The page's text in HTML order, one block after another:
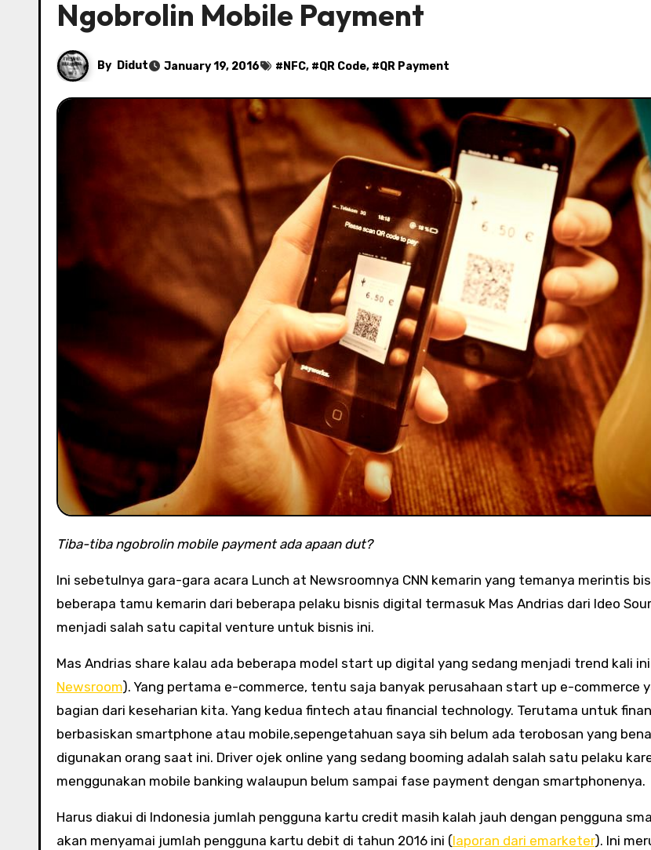
Ngobrolin Mobile Payment
By Didut January 19, 2016 # NFC, #QR Code, #QR Payment
Tiba-tiba ngobrolin mobile payment ada apaan dut?
Ini sebetulnya gara-gara acara Lunch at Newsroomnya CNN kemarin yang temanya merintis
beberapa tamu kemarin dari beberapa pelaku bisnis digital termasuk Mas Andrias dari Ideo
menjadi salah satu capital venture untuk bisnis ini.
Mas Andrias share kalau ada beberapa model start up digital yang sedang menjadi trend kali
Newsroom). Yang pertama e-commerce, tentu saja banyak perusahaan start up e-commerce
bagian dari keseharian kita. Yang kedua fintech atau financial technology. Terutama untuk
berbasiskan smartphone atau mobile,sepengetahuan saya sih belum ada terobosan yang
digunakan orang saat ini. Driver ojek online yang sedang booming adalah salah satu pelaku
menggunakan mobile banking walaupun belum sampai fase payment dengan smartphonenya.
Harus diakui di Indonesia jumlah pengguna kartu credit masih kalah jauh dengan pengguna
akan menyamai jumlah pengguna kartu debit di tahun 2016 ini (laporan dari emarketer). Ini